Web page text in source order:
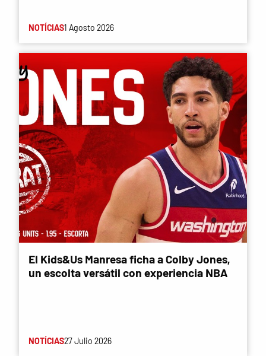
NOTÍCIAS1 Agosto 2026
El Kids&Us Manresa ficha a Colby Jones,
un escolta versátil con experiencia NBA
NOTÍCIAS27 Julio 2026